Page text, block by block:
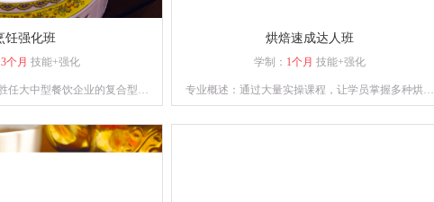
饪强化班
3个月 技能+强化
任大中型餐饮企业的复合型人
员能够熟练掌握烹饪技巧。
烘焙速成达人班
学制： 1个月 技能+强化
专业概述：通过大量实操课程，让学员掌握多种烘焙